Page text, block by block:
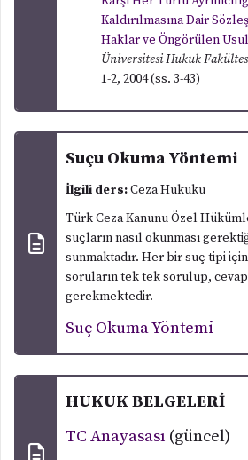
Kaldırılmasına Dair
Haklar ve Öngörülen
Üniversitesi Hukuk
1-2, 2004 (ss. 3-43)
Suçu Okuma Yöntemi
İlgili ders:Ceza Hukuku
Türk Ceza Kanunu Özel
suçların nasıl okunması
sunmaktadır. Her bir suç tipi
soruların tek tek sorulup,
gerekmektedir.
Suç Okuma Yöntemi
HUKUK BELGELERİ
TC Anayasası (güncel)